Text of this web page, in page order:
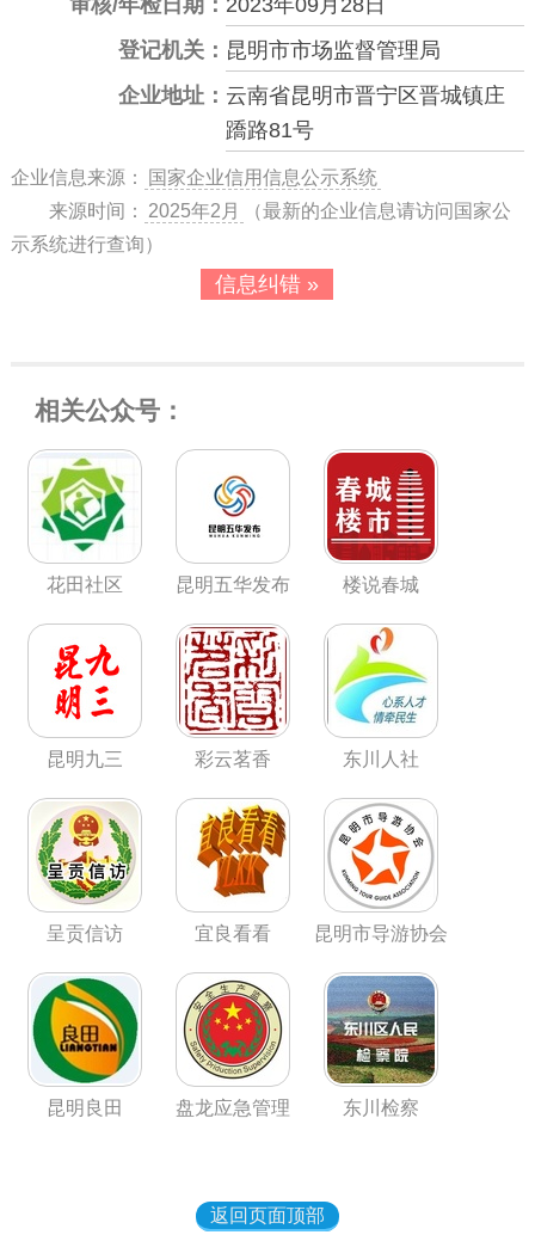
审核/年检日期： 2023年09月28日
登记机关： 昆明市市场监督管理局
企业地址： 云南省昆明市晋宁区晋城镇庄
蹻路81号
企业信息来源：
国家企业信用信息公示系统
来源时间：
2025年2月
（最新的企业信息请访问国家公
示系统进行查询）
信息纠错 »
相关公众号：
花田社区 昆明五华发布 楼说春城
昆明九三 彩云茗香 东川人社
呈贡信访 宜良看看 昆明市导游协会
昆明良田 盘龙应急管理 东川检察
返回页面顶部